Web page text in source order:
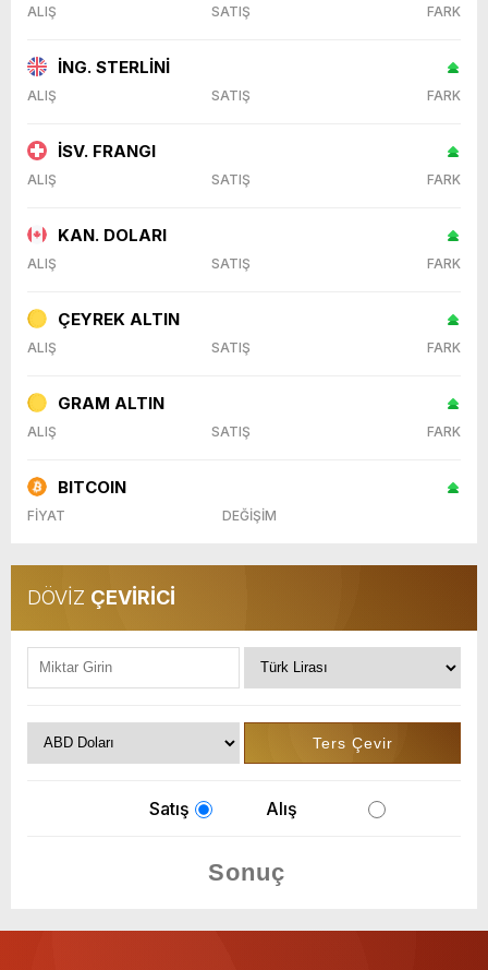
ALIŞ SATIŞ FARK
İNG. STERLİNİ
ALIŞ SATIŞ FARK
İSV. FRANGI
ALIŞ SATIŞ FARK
KAN. DOLARI
ALIŞ SATIŞ FARK
ÇEYREK ALTIN
ALIŞ SATIŞ FARK
GRAM ALTIN
ALIŞ SATIŞ FARK
BITCOIN
FİYAT DEĞİŞİM
DÖVİZ ÇEVİRİCİ
Satış Alış